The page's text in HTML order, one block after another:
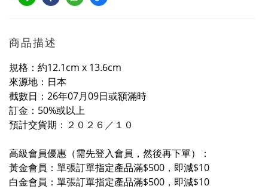
商品描述
規格：約12.1cm x 13.6cm
來源地：日本
截數日：26年07月09日或額滿時
訂金：50%或以上
預計交貨期 ：２０２６／ １ ０
高級會員優惠（需先登入會員，然後再下單）：
黃金會員：單張訂單指定產品滿$500，即減$10
白金會員：單張訂單指定產品滿$500，即減$10